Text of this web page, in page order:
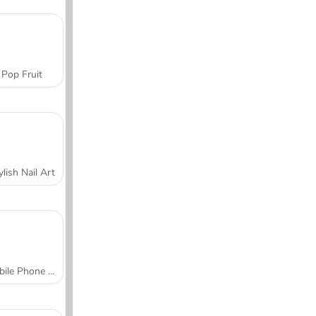
Pop Fruit
Nail Art
Mobile Phone Case Design & DIY